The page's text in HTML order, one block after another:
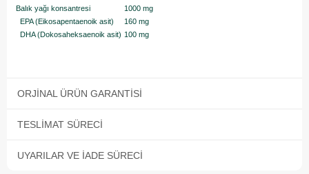
Balık yağı konsantresi
1000 mg
EPA (Eikosapentaenoik asit)
160 mg
DHA (Dokosaheksaenoik asit) 100 mg
ORJINAL ÜRÜN GARANTISI
TESLIMAT SÜRECI
UYARILAR VE İADE SÜRECI